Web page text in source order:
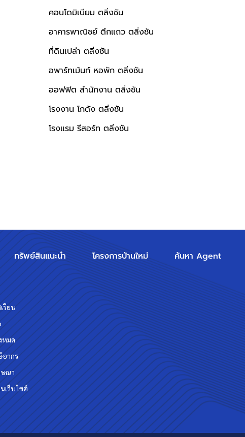
คอนโดมิเนียม ตลิ่งชัน
อาคารพาณิชย์ ตึกแถว ตลิ่งชัน
ที่ดินเปล่า ตลิ่งชัน
อพาร์ทเม้นท์ หอพัก ตลิ่งชัน
ออฟฟิต สำนักงาน ตลิ่งชัน
โรงงาน โกดัง ตลิ่งชัน
โรงแรม รีสอร์ท ตลิ่งชัน
ทรัพย์สินแนะนำ โครงการบ้านใหม่ ค้นหา Agent
รียน
หมด
ากร
ษณา
เว็บไซต์